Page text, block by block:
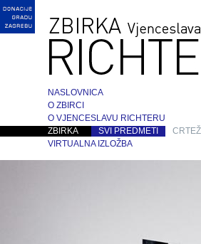
NASLOVNICA
O ZBIRCI
O VJENCESLAVU RICHTERU
ZBIRKA
SVI PREDMETI CRTEŽI
VIRTUALNA IZLOŽBA